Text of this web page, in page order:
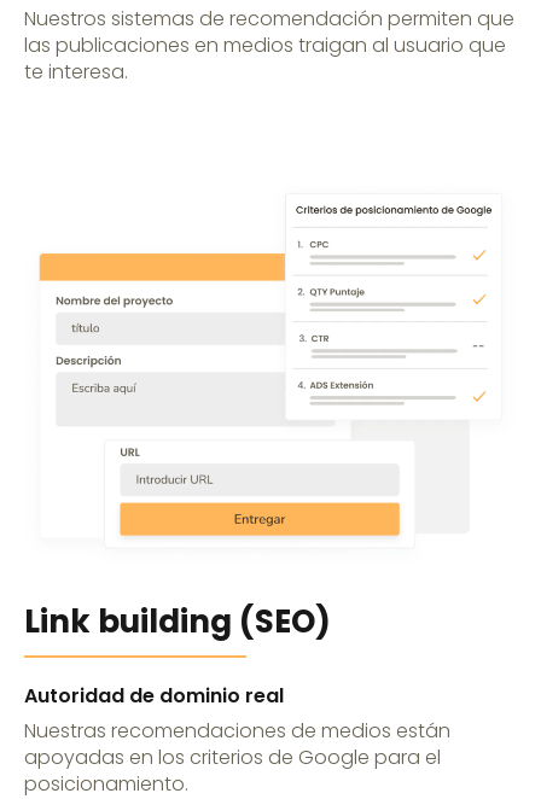
Nuestros sistemas de recomendación permiten que
las publicaciones en medios traigan al usuario que
te interesa.
Link building (SEO)
Autoridad de dominio real
Nuestras recomendaciones de medios están
apoyadas en los criterios de Google para el
posicionamiento.